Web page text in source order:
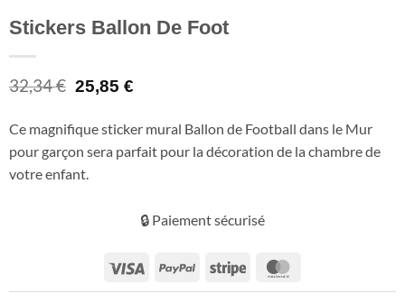
Stickers Ballon De Foot
32,34€ Le
prix
était :
32,34 €.
25,85 €Le
est :
25,85 €.
Ce magnifique sticker mural Ballon de Football dans le Mur
pour garçon sera parfait pour la décoration de la chambre de
votre enfant.
🔒 Paiement sécurisé
Visa PayPal Stripe